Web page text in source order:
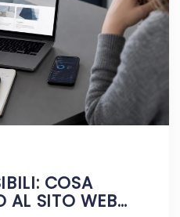
COSA
AL SITO WEB